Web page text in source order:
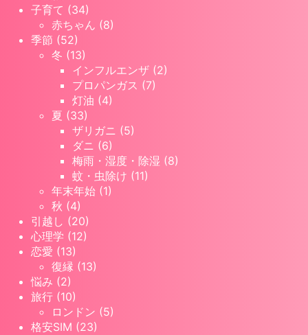
子育て (34)
赤ちゃん (8)
季節 (52)
冬 (13)
インフルエンザ (2)
プロパンガス (7)
灯油 (4)
夏 (33)
ザリガニ (5)
ダニ (6)
梅雨・湿度・除湿 (8)
蚊・虫除け (11)
年末年始 (1)
秋 (4)
引越し (20)
心理学 (12)
恋愛 (13)
復縁 (13)
悩み (2)
旅行 (10)
ロンドン (5)
格安SIM (23)